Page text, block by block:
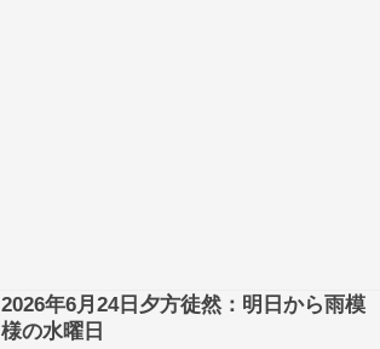
2026年6月24日夕方徒然：明日から雨模
様の水曜日